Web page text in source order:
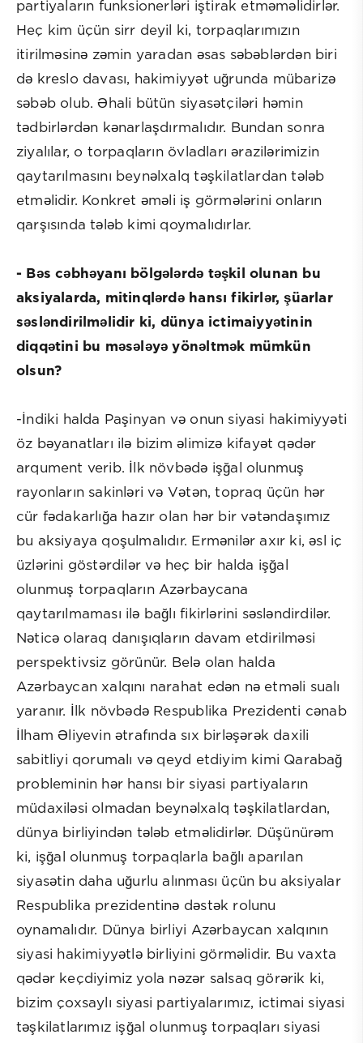
partiyaların funksionerləri iştirak etməməlidirlər.
Heç kim üçün sirr deyil ki, torpaqlarımızın
itirilməsinə zəmin yaradan əsas səbəblərdən biri
də kreslo davası, hakimiyyət uğrunda mübarizə
səbəb olub. Əhali bütün siyasətçiləri həmin
tədbirlərdən kənarlaşdırmalıdır. Bundan sonra
ziyalılar, o torpaqların övladları ərazilərimizin
qaytarılmasını beynəlxalq təşkilatlardan tələb
etməlidir. Konkret əməli iş görmələrini onların
qarşısında tələb kimi qoymalıdırlar.
- Bəs cəbhəyanı bölgələrdə təşkil olunan bu
aksiyalarda, mitinqlərdə hansı fikirlər, şüarlar
səsləndirilməlidir ki, dünya ictimaiyyətinin
diqqətini bu məsələyə yönəltmək mümkün
olsun?
-İndiki halda Paşinyan və onun siyasi hakimiyyəti
öz bəyanatları ilə bizim əlimizə kifayət qədər
arqument verib. İlk növbədə işğal olunmuş
rayonların sakinləri və Vətən, topraq üçün hər
cür fədakarlığa hazır olan hər bir vətəndaşımız
bu aksiyaya qoşulmalıdır. Ermənilər axır ki, əsl iç
üzlərini göstərdilər və heç bir halda işğal
olunmuş torpaqların Azərbaycana
qaytarılmaması ilə bağlı fikirlərini səsləndirdilər.
Nəticə olaraq danışıqların davam etdirilməsi
perspektivsiz görünür. Belə olan halda
Azərbaycan xalqını narahat edən nə etməli sualı
yaranır. İlk növbədə Respublika Prezidenti cənab
İlham Əliyevin ətrafında sıx birləşərək daxili
sabitliyi qorumalı və qeyd etdiyim kimi Qarabağ
probleminin hər hansı bir siyasi partiyaların
müdaxiləsi olmadan beynəlxalq təşkilatlardan,
dünya birliyindən tələb etməlidirlər. Düşünürəm
ki, işğal olunmuş torpaqlarla bağlı aparılan
siyasətin daha uğurlu alınması üçün bu aksiyalar
Respublika prezidentinə dəstək rolunu
oynamalıdır. Dünya birliyi Azərbaycan xalqının
siyasi hakimiyyətlə birliyini görməlidir. Bu vaxta
qədər keçdiyimiz yola nəzər salsaq görərik ki,
bizim çoxsaylı siyasi partiyalarımız, ictimai siyasi
təşkilatlarımız işğal olunmuş torpaqları siyasi